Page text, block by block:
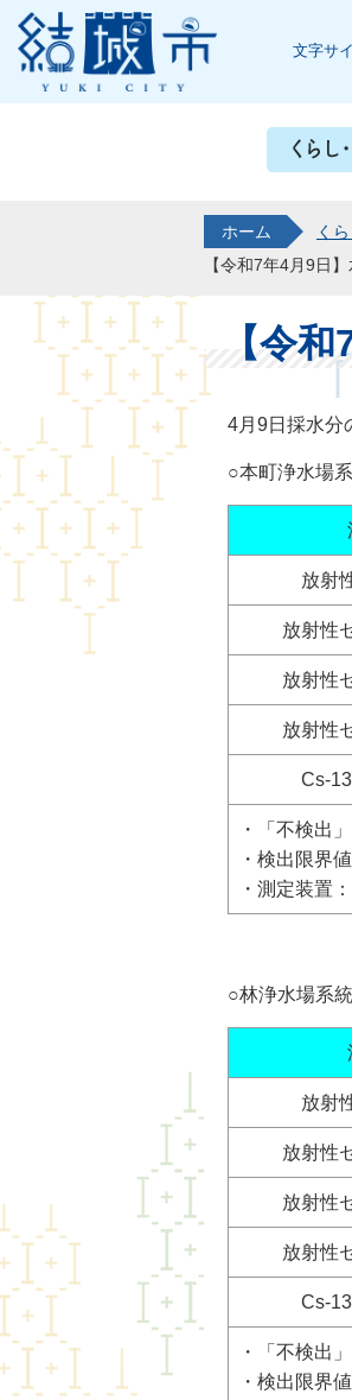
結城市公式ホ
文字サ
ホーム く
【令和7年4月9日
【令
4月9日採水分
○本町浄水場
放射
放射性
放射性
放射性
Cs-
・「不検出
・検出限界
・測定装置
○林浄水場系
放射
放射性
放射性
放射性
Cs-
・「不検出
・検出限界